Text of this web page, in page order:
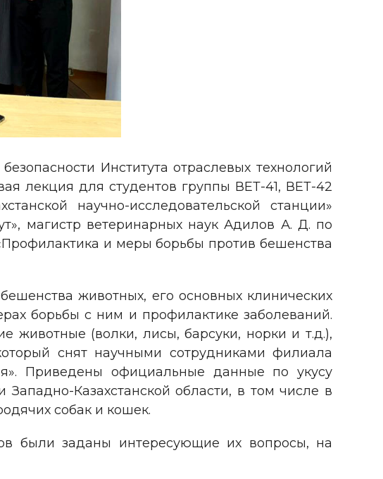
Института отраслевых технологий
лекция для студентов группы ВЕТ-41, ВЕТ-42
научно-исследовательской станции»
магистр ветеринарных наук Адилов А. Д. по
и меры борьбы против бешенства
животных, его основных клинических
борьбы с ним и профилактике заболеваний.
животные (волки, лисы, барсуки, норки и т.д.),
снят научными сотрудниками филиала
Приведены официальные данные по укусу
Казахстанской области, в том числе в
собак и кошек.
были заданы интересующие их вопросы, на